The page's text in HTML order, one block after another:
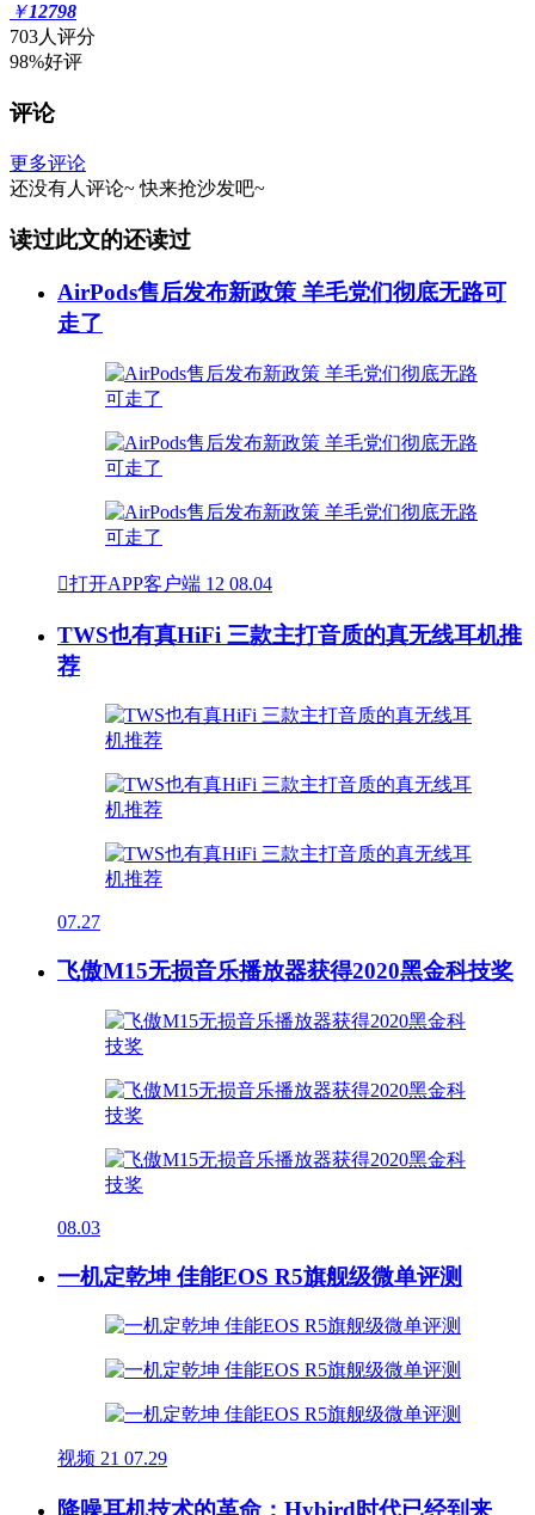
￥12798
703人评分
98%好评
评论
更多评论
还没有人评论~ 快来抢沙发吧~
读过此文的还读过
AirPods售后发布新政策 羊毛党们彻底无路可
走了
打开APP客户端 12 08.04
TWS也有真HiFi 三款主打音质的真无线耳机推
荐
07.27
飞傲M15无损音乐播放器获得2020黑金科技奖
08.03
一机定乾坤 佳能EOS R5旗舰级微单评测
视频 21 07.29
降噪耳机技术的革命：Hybird时代已经到来